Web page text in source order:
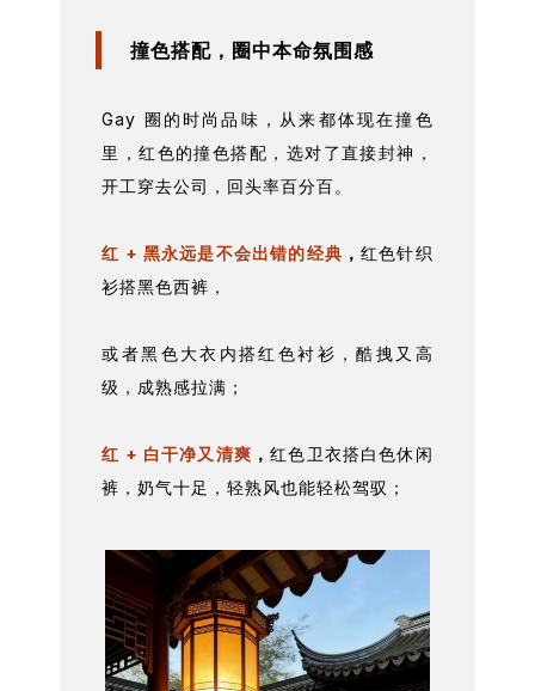
撞色搭配，圈中本命氛围感
Gay 圈的时尚品味，从来都体现在撞色
里，红色的撞色搭配，选对了直接封神，
开工穿去公司，回头率百分百。
红 + 黑永远是不会出错的经典 ，红色针织
衫搭黑色西裤，
或者黑色大衣内搭红色衬衫，酷拽又高
级，成熟感拉满；
红 + 白干净又清爽 ，红色卫衣搭白色休闲
裤，奶气十足，轻熟风也能轻松驾驭；